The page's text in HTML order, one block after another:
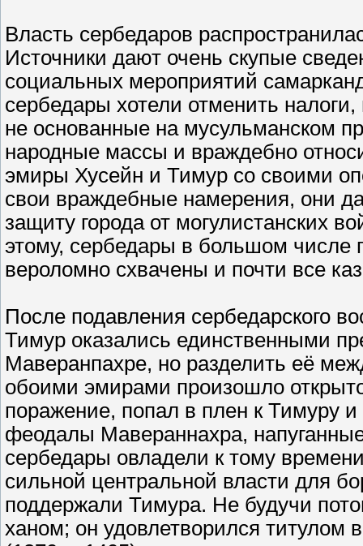
Власть сербедаров
Источники дают очень скупые
социальных мероприятий
сербедары хотели отменить
не основанные на мусульманском
народные массы и враждебно
эмиры Хусейн и Тимур со своими
свои враждебные намерения, они
защиту города от могулистанских
этому, сербедары в большом
вероломно схвачены и почти все
После подавления сербедарского
Тимур оказались единственными
Маверанпахре, но разделить её
обоими эмирами произошло
поражение, попал в плен к Тимуру
феодалы Мавераннахра,
сербедары овладели к тому
сильной центральной власти для
поддержали Тимура. Не будучи
ханом; он удовлетворился титулом